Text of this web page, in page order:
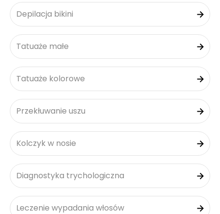
Depilacja bikini
Tatuaże małe
Tatuaże kolorowe
Przekłuwanie uszu
Kolczyk w nosie
Diagnostyka trychologiczna
Leczenie wypadania włosów